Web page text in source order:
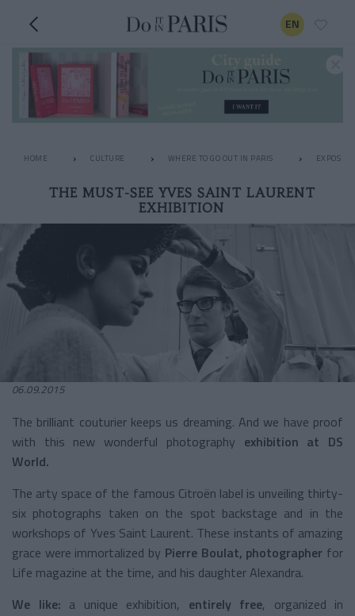
EN
HOME CULTURE WHERE TO GO OUT IN PARIS EXPOS
THE MUST-SEE YVES SAINT LAURENT
EXHIBITION
06.09.2015
The brilliant couturier keeps us dreaming. And we have proof
with this new wonderful photography exhibition at DS
World.
The arty space of the famous Citroën label is unveiling thirty-
six photographs taken on the spot backstage and in the
workshops of Yves Saint Laurent. These instants of amazing
grace were immortalized by Pierre Boulat, photographer for
Life magazine at the time, and his daughter Alexandra.
We like: a unique exhibition, entirely free, organized in